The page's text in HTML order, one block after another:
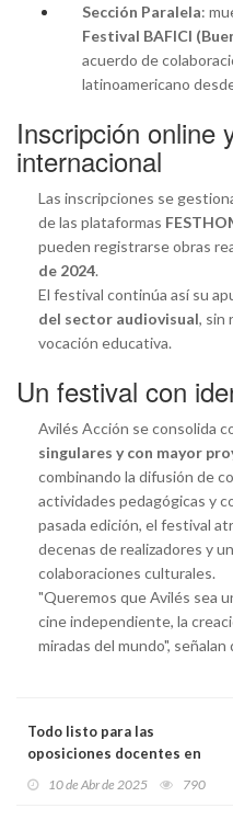
Sección Paralela:
Festival BAFICI
acuerdo de
latinoamericano
Inscripción online
internacional
Las inscripciones se
de las plataformas
pueden registrarse obras
de 2024.
El festival continúa así su
del sector audiovisual, sin
vocación educativa.
Un festival con
Avilés Acción se consolida
singulares y con mayor
combinando la difusión de
actividades pedagógicas y
pasada edición, el festival
decenas de realizadores y
colaboraciones culturales.
"Queremos que Avilés sea
cine independiente, la
miradas del mundo",
Todo listo para las
oposiciones docentes en
10 de Abr de 2025 790